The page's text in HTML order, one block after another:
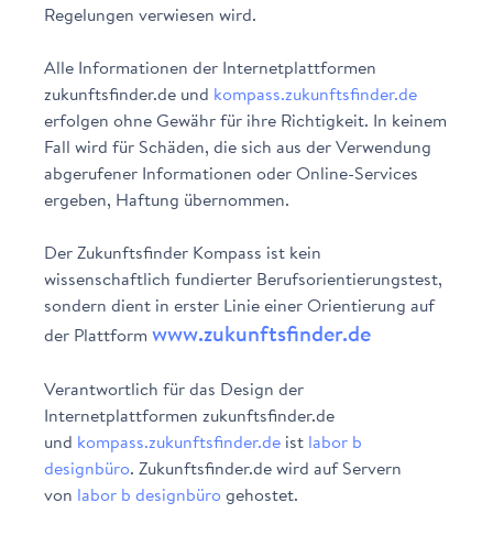
Regelungen verwiesen wird.
Alle Informationen der Internetplattformen
zukunftsfinder.de und kompass.zukunftsfinder.de
erfolgen ohne Gewähr für ihre Richtigkeit. In keinem
Fall wird für Schäden, die sich aus der Verwendung
abgerufener Informationen oder Online-Services
ergeben, Haftung übernommen.
Der Zukunftsfinder Kompass ist kein
wissenschaftlich fundierter Berufsorientierungstest,
sondern dient in erster Linie einer Orientierung auf
der Plattform www.zukunftsfinder.de
Verantwortlich für das Design der
Internetplattformen zukunftsfinder.de
und kompass.zukunftsfinder.de ist labor b
designbüro. Zukunftsfinder.de wird auf Servern
von labor b designbüro gehostet.